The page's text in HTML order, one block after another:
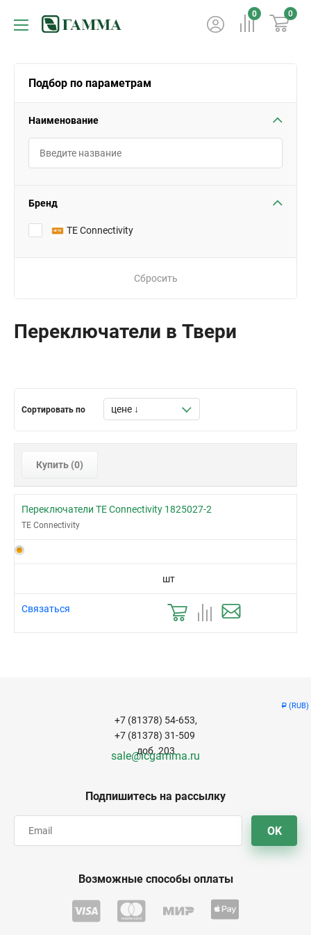
Р (RUB)
0 0
Подбор по параметрам
Наименование
Бренд
TE Connectivity
Сбросить
Переключатели в Твери
Сортировать по
Купить (0)
Переключатели TE Connectivity 1825027-2
TE Connectivity
шт
Связаться
Подпишитесь на рассылку
OK
+7 (81378) 54-653,
+7 (81378) 31-509
доб. 203
sale@icgamma.ru
Возможные способы оплаты